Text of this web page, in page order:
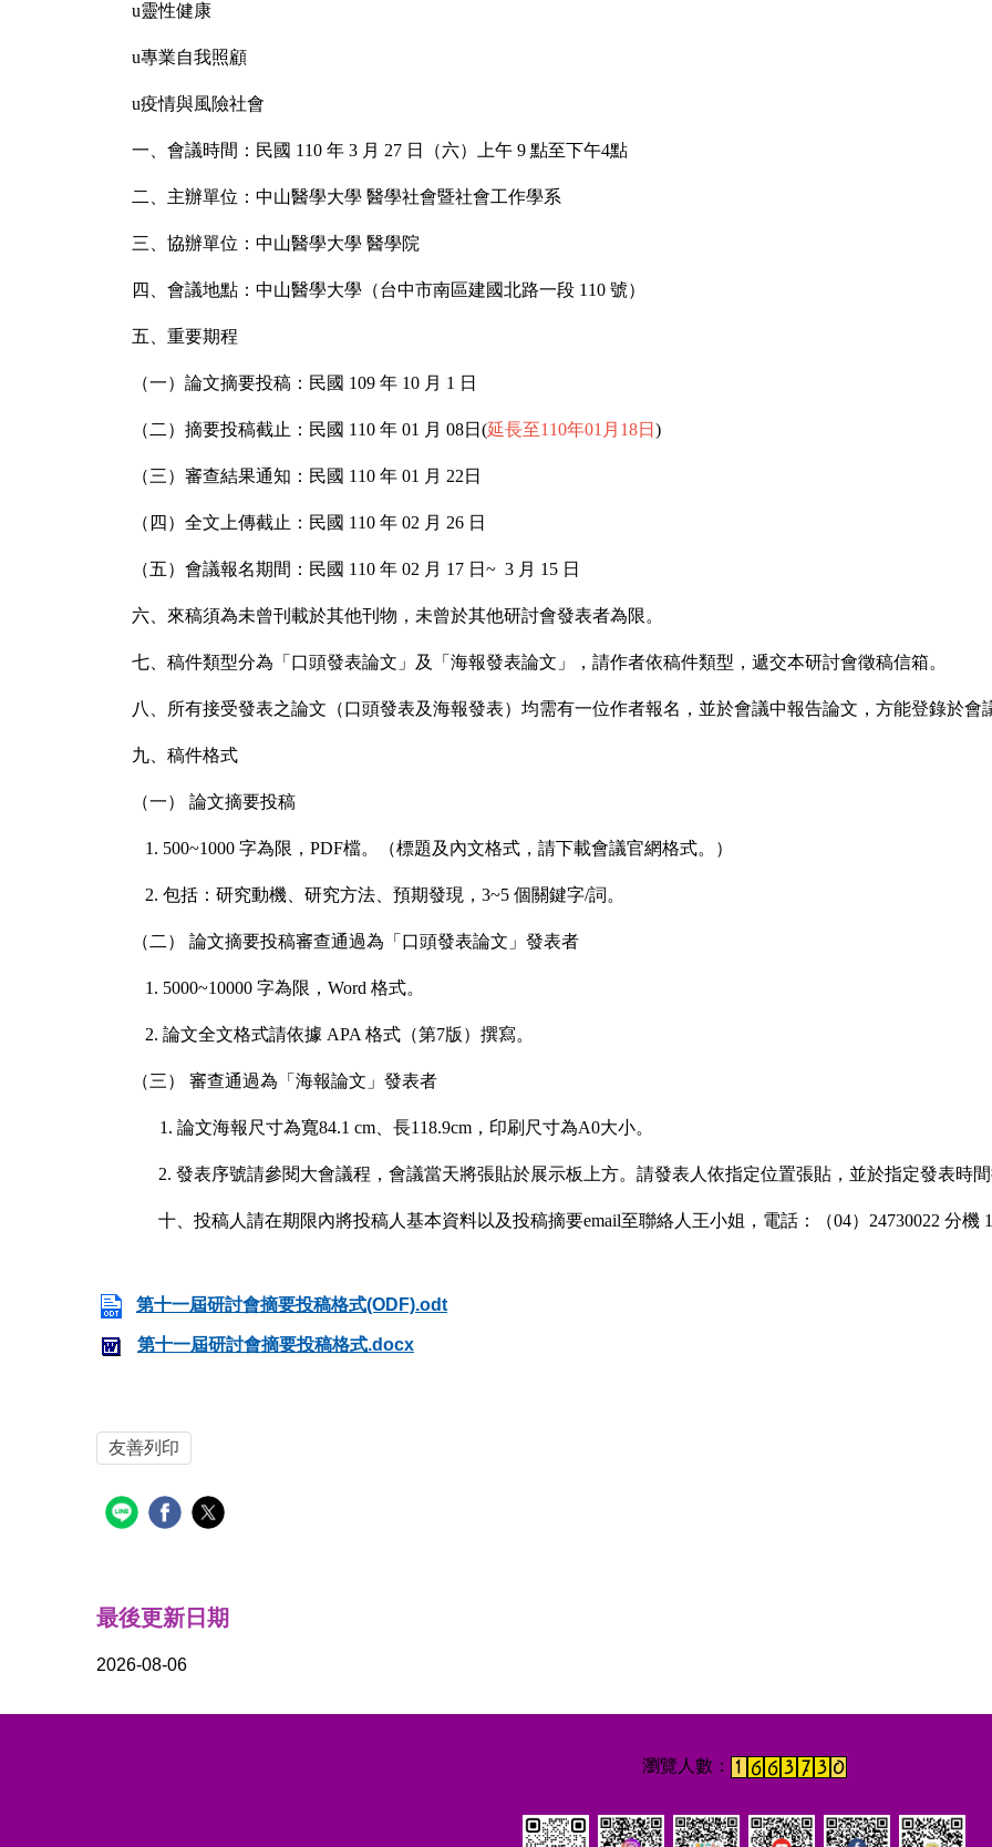
u靈性健康
u專業自我照顧
u疫情與風險社會
一、會議時間：民國 110 年 3 月 27 日（六）上午 9 點至下午4點
二、主辦單位：中山醫學大學 醫學社會暨社會工作學系
三、協辦單位：中山醫學大學 醫學院
四、會議地點：中山醫學大學（台中市南區建國北路一段 110 號）
五、重要期程
（一）論文摘要投稿：民國 109 年 10 月 1 日
（二）摘要投稿截止：民國 110 年 01 月 08日(延長至110年01 月 18日 )
（三）審查結果通知：民國 110 年 01 月 22 日
（四）全文上傳截止：民國 110 年 02 月 26 日
（五）會議報名期間：民國 110 年 02 月 17 日 ~ 3 月 15 日
六、來稿須為未曾刊載於其他刊物，未曾於其他研討會發表者為限。
七、稿件類型分為「口頭發表論文」及「海報發表論文」，請作者依稿件類型，遞交本研討會徵稿信箱。
八、所有接受發表之論文（口頭發表及海報發表）均需有一位作者報名，並於會議中報告論文，方能登錄於會
九、稿件格式
（一） 論文摘要投稿
1. 500~1000 字為限， PDF檔。（標題及內文格式，請下載會議官網格式。）
2. 包括：研究動機、研究方法、預期發現， 3~5 個關鍵字/詞。
（二） 論文摘要投稿審查通過為「口頭發表論文」發表者
1. 5000~10000 字為限， Word 格式。
2.論文全文格式請依據 APA格式（第7版）撰寫。
（三） 審查通過為「海報論文」發表者
1. 論文海報尺寸為寬84.1 cm、長118.9cm，印刷尺寸為A0大小。
2.發表序號請參閱大會議程，會議當天將張貼於展示板上方。請發表人依指定位置張貼，並於指定發表時
十、投稿人請在期限內將投稿人基本資料以及投稿摘要email至聯絡人王小姐，電話： （04） 24730022分機
第十一屆研討會摘要投稿格式(ODF).odt
第十一屆研討會摘要投稿格式.docx
友善列印
最後更新日期
2026-08-06